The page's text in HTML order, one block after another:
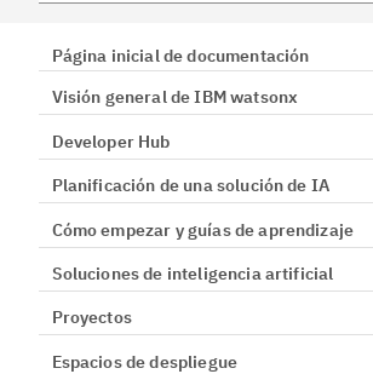
Página inicial de documentación
Visión general de IBM watsonx
Developer Hub
Planificación de una solución de IA
Cómo empezar y guías de aprendizaje
Soluciones de inteligencia artificial
Proyectos
Espacios de despliegue